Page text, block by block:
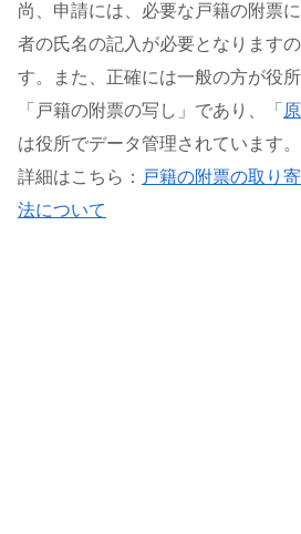
尚、申請には、必要な戸籍の附票
者の氏名の記入が必要となります
す。また、正確には一般の方が役
「戸籍の附票の写し」であり、「
は役所でデータ管理されています。
詳細はこちら： 戸籍の附票の取り
法について